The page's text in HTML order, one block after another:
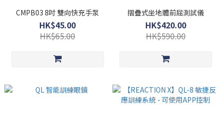
CMPB03 8吋 雙向快充手泵
HK$45.00
HK$65.00
摺疊式坐地體前屈測試儀
HK$420.00
HK$590.00